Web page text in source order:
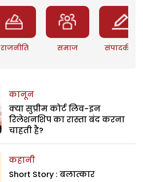
राजनीति समाज संपादकीय
कानून
क्या सुप्रीम कोर्ट लिव-इन
रिलेशनशिप का रास्ता बंद करना
चाहती है?
कहानी
Short Story : बलात्कार